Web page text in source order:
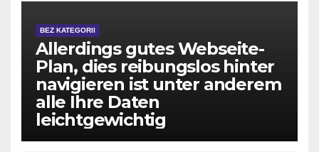
BEZ KATEGORII
Allerdings gutes Webseite-
Plan, dies reibungslos hinter
navigieren ist unter anderem
alle Ihre Daten
leichtgewichtig